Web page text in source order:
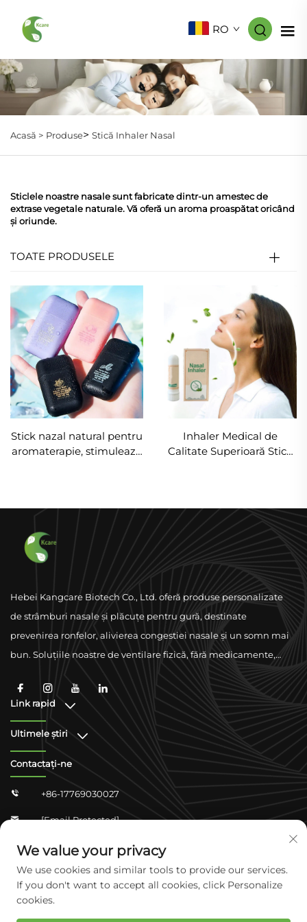
RO
Acasă > Produse> Stică Inhaler Nasal
Sticlele noastre nasale sunt fabricate dintr-un amestec de
extrase vegetale naturale. Vă oferă un aroma proaspătat oricând
și oriunde.
TOATE PRODUSELE
Stick nazal natural pentru
aromaterapie, stimulează
pentru ameliorarea
Inhaler Medical de
Calitate Superioară Stick
Inhaler
Hebei Kangcare Biotech Co., Ltd. oferă produse personalizate
de strâmburi nasale și plăcuțe pentru gură, destinate
prevenirea ronfelor, alivierea congestiei nasale și un somn mai
bun. Soluțiile noastre de ventilare fizică, fără medicamente,
materiale de calitate superioară și sprijinându-se pe
conformitate la nivel global.
Link rapid
Ultimele știri
Contactați-ne
 +86-17769030027
 [email Protected]
Zhongshan Shangjun 4-304, Districțul Yuhua,
Shijiazhuang, Hebei, China
We value your privacy
We use cookies and similar tools to provide our services.
If you don't want to accept all cookies, click Personalize
cookies.